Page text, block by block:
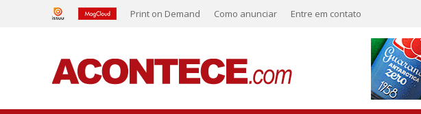
Print on Demand Como anunciar Entre em contato